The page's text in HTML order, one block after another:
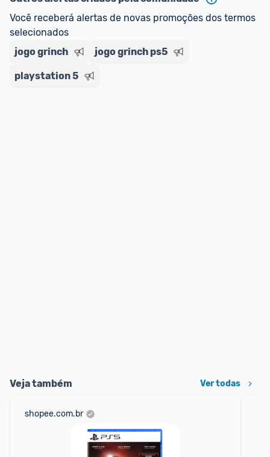
Você receberá alertas de novas promoções dos termos
selecionados
jogo grinch
jogo grinch ps5
playstation 5
Veja também Ver todas
shopee.com.br